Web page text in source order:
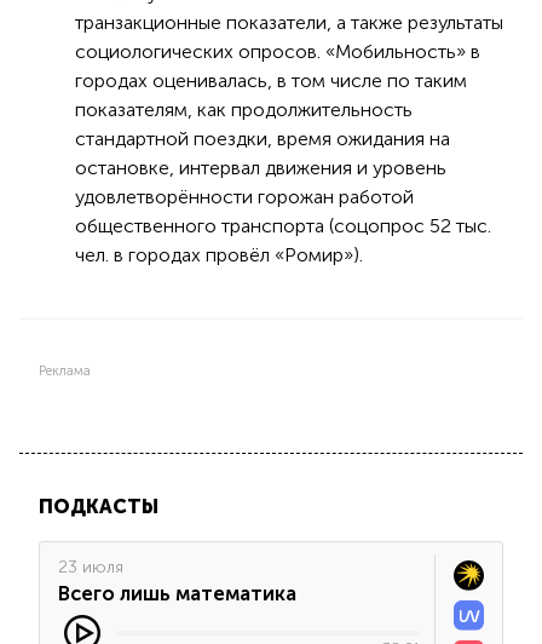
транзакционные показатели, а также результаты
социологических опросов. «Мобильность» в
городах оценивалась, в том числе по таким
показателям, как продолжительность
стандартной поездки, время ожидания на
остановке, интервал движения и уровень
удовлетворённости горожан работой
общественного транспорта (соцопрос 52 тыс.
чел. в городах провёл «Ромир»).
Реклама
ПОДКАСТЫ
23 июля
Всего лишь математика